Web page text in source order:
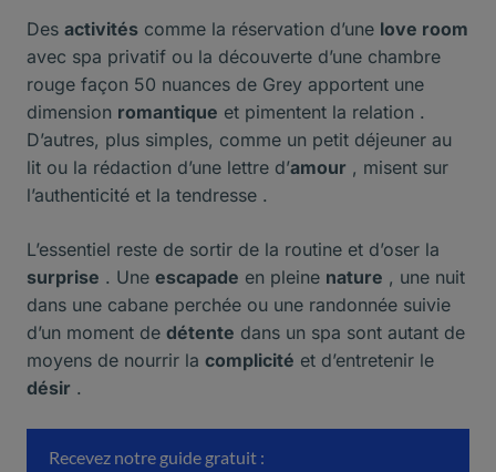
Des activités comme la réservation d’une love room
avec spa privatif ou la découverte d’une chambre
rouge façon 50 nuances de Grey apportent une
dimension romantique et pimentent la relation .
D’autres, plus simples, comme un petit déjeuner au
lit ou la rédaction d’une lettre d’amour , misent sur
l’authenticité et la tendresse .
L’essentiel reste de sortir de la routine et d’oser la
surprise . Une escapade en pleine nature , une nuit
dans une cabane perchée ou une randonnée suivie
d’un moment de détente dans un spa sont autant de
moyens de nourrir la complicité et d’entretenir le
désir .